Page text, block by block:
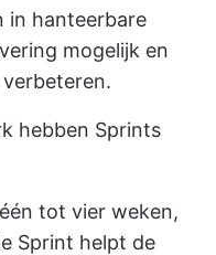
in hanteerbare
mogelijk en
hebben Sprints
tot vier weken,
Sprint helpt de